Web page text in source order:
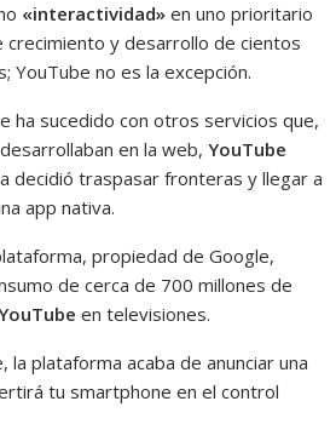
«interactividad» en uno prioritario
y desarrollo de cientos
YouTube no es la excepción.
ha sucedido con otros servicios que,
en la web,YouTube
decidió traspasar fronteras y llegar a
app nativa.
propiedad de Google,
de cerca de 700 millones de
en televisiones.
la plataforma acaba de anunciar una
tu smartphone en el control